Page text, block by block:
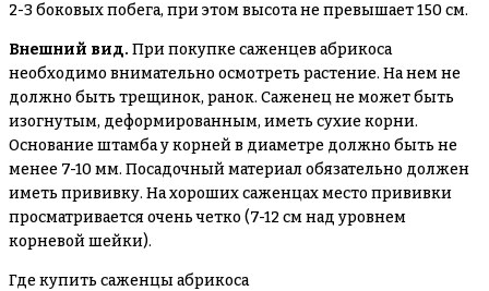
2-3 боковых побега, при этом высота не превышает 150 см.
Внешний вид. При покупке саженцев абрикоса
необходимо внимательно осмотреть растение. На нем не
должно быть трещинок, ранок. Саженец не может быть
изогнутым, деформированным, иметь сухие корни.
Основание штамба у корней в диаметре должно быть не
менее 7-10 мм. Посадочный материал обязательно должен
иметь прививку. На хороших саженцах место прививки
просматривается очень четко (7-12 см над уровнем
корневой шейки).
Где купить саженцы абрикоса